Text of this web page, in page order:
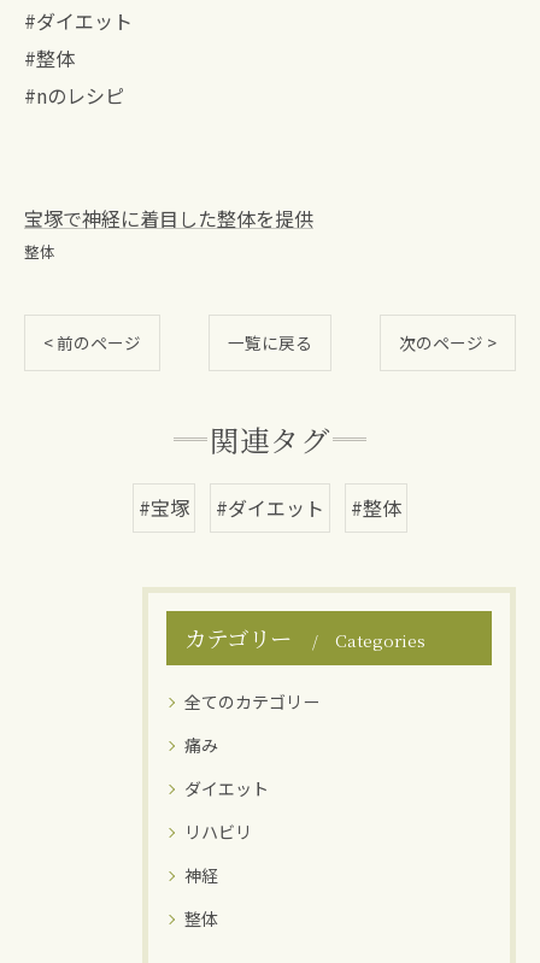
#ダイエット
#整体
#nのレシピ
宝塚で神経に着目した整体を提供
整体
< 前のページ 一覧に戻る 次のページ >
関連タグ
#宝塚 #ダイエット #整体
カテゴリー Categories
全てのカテゴリー
痛み
ダイエット
リハビリ
神経
整体